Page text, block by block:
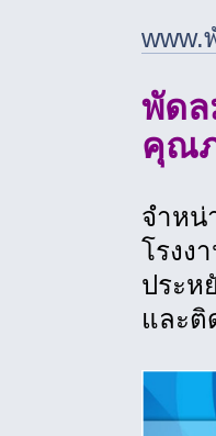
www.
พัดล
คุณ
จำหน่
โรงง
ประห
และติ